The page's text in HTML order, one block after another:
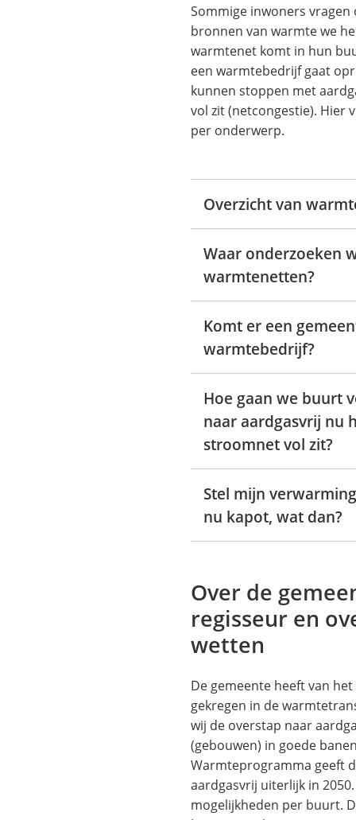
Sommige inwoners vragen
bronnen van warmte we
warmtenet komt in hun
een warmtebedrijf gaat
kunnen stoppen met
vol zit (netcongestie). Hier
per onderwerp.
Overzicht van
Waar onderzoeken
warmtenetten?
Komt er een
warmtebedrijf?
Hoe gaan we buurt
naar aardgasvrij nu
stroomnet vol zit?
Stel mijn
nu kapot, wat dan?
Over de
regisseur en
wetten
De gemeente heeft van
gekregen in de
wij de overstap naar
(gebouwen) in goede
Warmteprogramma geeft
aardgasvrij uiterlijk in
mogelijkheden per buurt.